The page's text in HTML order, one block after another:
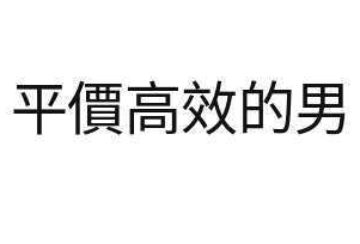
價高效的男